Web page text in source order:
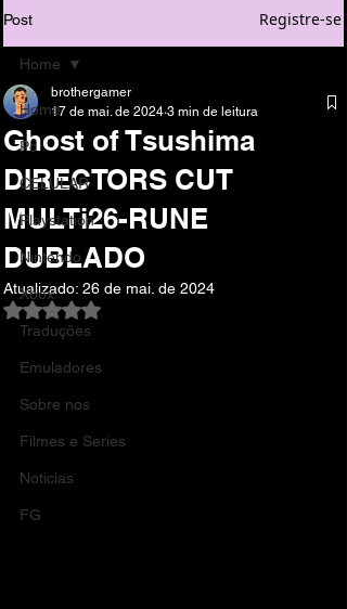
Post Registre-se
Home
Pc
CELULAR
Playstation
Nintendo
Xbox
Traduções
Emuladores
Sobre nos
Filmes e Series
Noticias
FG
Home
Ghost of Tsushima
DIRECTORS CUT
MULTi26-RUNE
DUBLADO
brothergamer
17 de mai. de 2024 3 min de leitura
Atualizado: 26 de mai. de 2024
Avaliado com NaN de 5 estrelas.